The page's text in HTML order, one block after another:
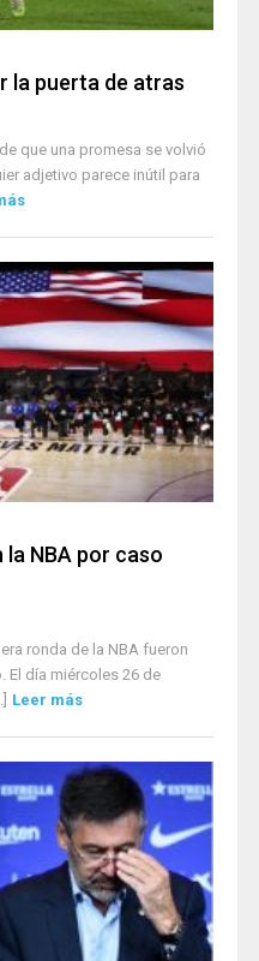
la puerta de atras
que una promesa se volvió
adjetivo parece inútil para
NBA por caso
ronda de la NBA fueron
El día miércoles 26 de
Leer más